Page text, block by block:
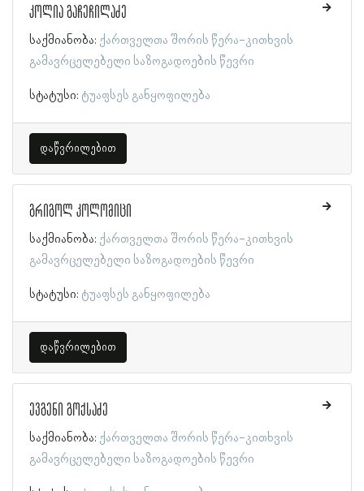
კოლია გაჩეჩილაძე
საქმიანობა: ქართველთა შორის წერა-კითხვის
გამავრცელებელი საზოგადოების წევრი
სტატუსი: ტუაფსეს განყოფილება
დაწვრილებით
გრიგოლ კოლომიცი
საქმიანობა: ქართველთა შორის წერა-კითხვის
გამავრცელებელი საზოგადოების წევრი
სტატუსი: ტუაფსეს განყოფილება
დაწვრილებით
ევგენი გოქსაძე
საქმიანობა: ქართველთა შორის წერა-კითხვის
გამავრცელებელი საზოგადოების წევრი